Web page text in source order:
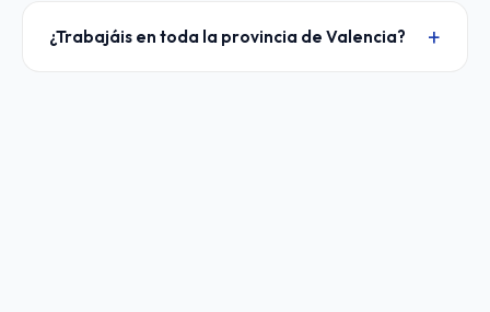
¿Trabajáis en toda la provincia de Valencia?